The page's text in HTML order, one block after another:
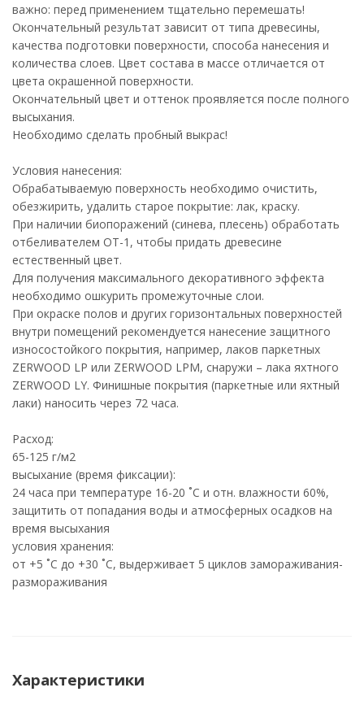
важно: перед применением тщательно перемешать!
Окончательный результат зависит от типа древесины,
качества подготовки поверхности, способа нанесения и
количества слоев. Цвет состава в массе отличается от
цвета окрашенной поверхности.
Окончательный цвет и оттенок проявляется после полного
высыхания.
Необходимо сделать пробный выкрас!
Условия нанесения:
Обрабатываемую поверхность необходимо очистить,
обезжирить, удалить старое покрытие: лак, краску.
При наличии биопоражений (синева, плесень) обработать
отбеливателем ОТ-1, чтобы придать древесине
естественный цвет.
Для получения максимального декоративного эффекта
необходимо ошкурить промежуточные слои.
При окраске полов и других горизонтальных поверхностей
внутри помещений рекомендуется нанесение защитного
износостойкого покрытия, например, лаков паркетных
ZERWOOD LP или ZERWOOD LPM, снаружи – лака яхтного
ZERWOOD LY. Финишные покрытия (паркетные или яхтный
лаки) наносить через 72 часа.
Расход:
65-125 г/м2
высыхание (время фиксации):
24 часа при температуре 16-20 ˚С и отн. влажности 60%,
защитить от попадания воды и атмосферных осадков на
время высыхания
условия хранения:
от +5 ˚С до +30 ˚С, выдерживает 5 циклов замораживания-
размораживания
Характеристики